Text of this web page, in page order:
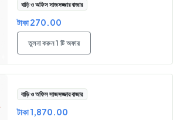
বাড়ি ও অফিস সাজসজ্জার বাজার
টাকা 270.00
তুলনা করুন 1 টি অফার
বাড়ি ও অফিস সাজসজ্জার বাজার
টাকা 1,870.00